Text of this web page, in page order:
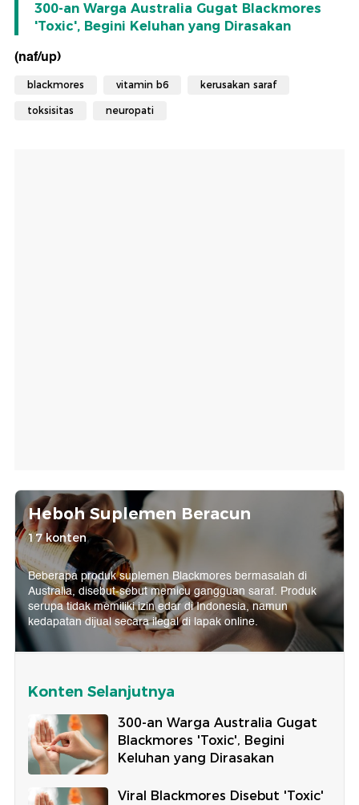
300-an Warga Australia Gugat Blackmores
'Toxic', Begini Keluhan yang Dirasakan
(naf/up)
blackmores vitamin b6 kerusakan saraf
toksisitas neuropati
Heboh Suplemen Beracun
17 konten
Beberapa produk suplemen Blackmores bermasalah di
Australia, disebut-sebut memicu gangguan saraf. Produk
serupa tidak memiliki izin edar di Indonesia, namun
kedapatan dijual secara ilegal di lapak online.
Konten Selanjutnya
300-an Warga Australia Gugat
Blackmores 'Toxic', Begini
Keluhan yang Dirasakan
Viral Blackmores Disebut 'Toxic'